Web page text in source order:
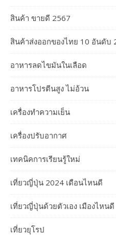
สินค้า ขายดี 2567
สินค้าส่งออกของไทย 10 อันดับ
อาหารลดไขมันในเลือด
อาหารโปรตีนสูง ไม่อ้วน
เครื่องทำความเย็น
เครื่องปรับอากาศ
เทคนิคการเรียนรู้ใหม่
เที่ยวญี่ปุ่น 2024 เดือนไหนดี
เที่ยวญี่ปุ่นด้วยตัวเอง เมืองไหนดี
เที่ยวยุโรป